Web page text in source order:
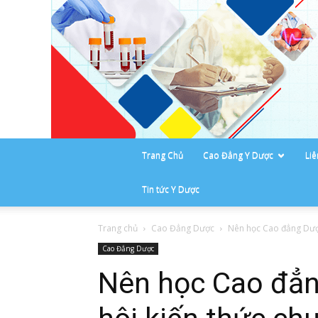
Trang Chủ Cao Đẳng Y Dược
Tin tức Y Dược
Trang chủ Cao Đẳng Dược Nên học Cao đẳng
Cao Đẳng Dược
Nên học Cao